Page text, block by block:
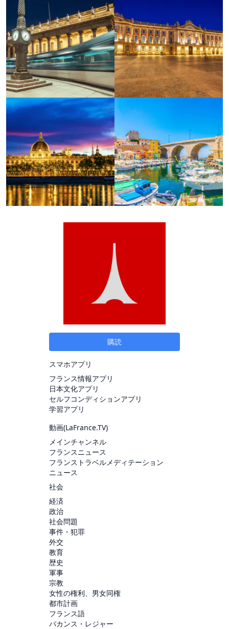
購読
スマホアプリ
フランス情報アプリ
日本文化アプリ
セルフコンディションアプリ
学習アプリ
動画(LaFrance.TV)
メインチャンネル
フランスニュース
フランストラベルメディテーション
ニュース
社会
経済
政治
社会問題
事件・犯罪
外交
教育
歴史
軍事
宗教
女性の権利、男女同権
都市計画
フランス語
バカンス・レジャー